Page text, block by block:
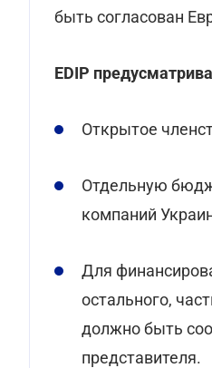
быть согласован
EDIP
Открытое
Отдельную
компаний
Для
остального,
должно быть
представителя.